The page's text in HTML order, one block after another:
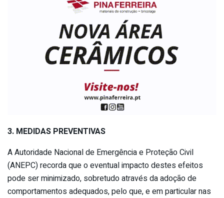
3. MEDIDAS PREVENTIVAS
A Autoridade Nacional de Emergência e Proteção Civil
(ANEPC) recorda que o eventual impacto destes efeitos
pode ser minimizado, sobretudo através da adoção de
comportamentos adequados, pelo que, e em particular nas